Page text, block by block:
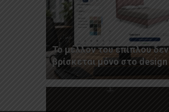
Το μέλλον του επίπλου δεν
βρίσκεται μόνο στο design